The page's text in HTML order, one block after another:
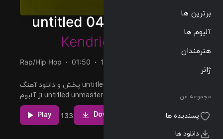
برترین ها
آلبوم ها
هنرمندان
ژانر
مجموعه من
پسندیده ها
دانلود ها
untitled 04 | 08.14.2014.
Kendrick Lamar
Rap/Hip Hop 01:50 103 BPM
پخش و دانلود آهنگ untitled 04 | 08.14.2014.، چهارمین ترک
از آلبوم untitled unmastered. که توسط Kendrick Lamar
اجرا شده است را میتوانید با دو کیفیت 320 و Flac دریافت
کنید.
مشاهده بیشتر
Play Download